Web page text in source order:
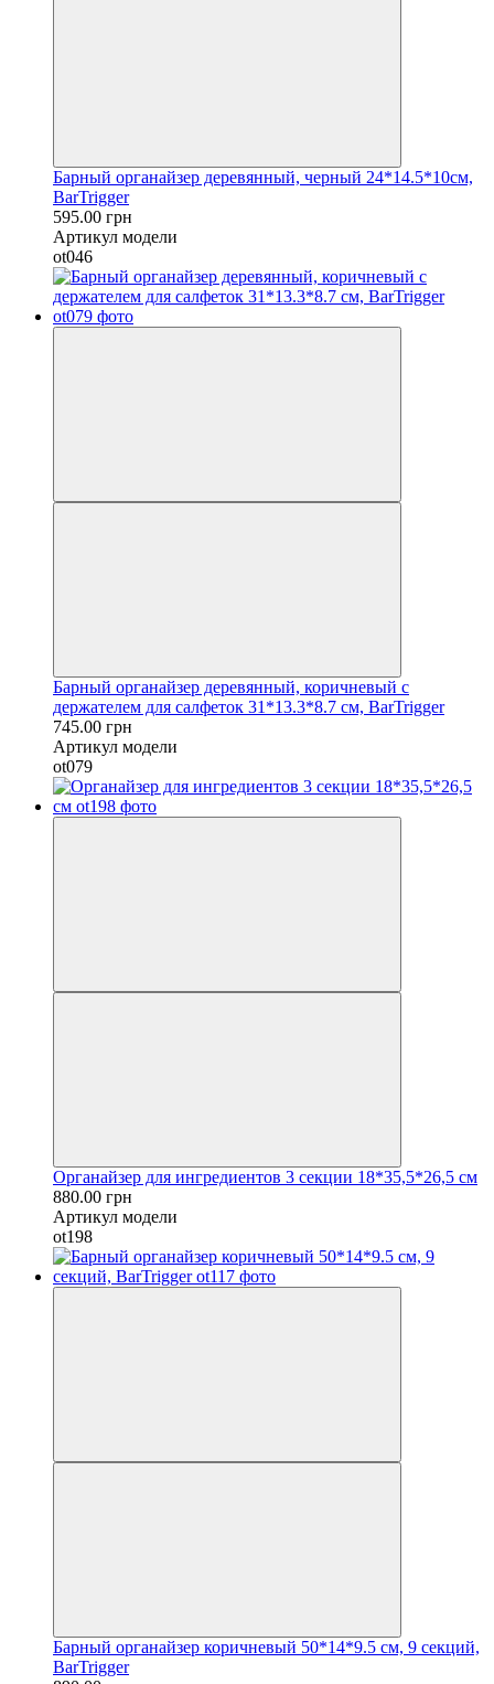
Барный органайзер деревянный, черный 24*14.5*10см,
BarTrigger
595.00 грн
Артикул модели
ot046
Барный органайзер деревянный, коричневый с
держателем для салфеток 31*13.3*8.7 см, BarTrigger
745.00 грн
Артикул модели
ot079
Органайзер для ингредиентов 3 секции 18*35,5*26,5 см
880.00 грн
Артикул модели
ot198
Барный органайзер коричневый 50*14*9.5 см, 9 секций,
BarTrigger